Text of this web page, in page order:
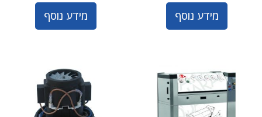
מידע נוסף מידע נוסף